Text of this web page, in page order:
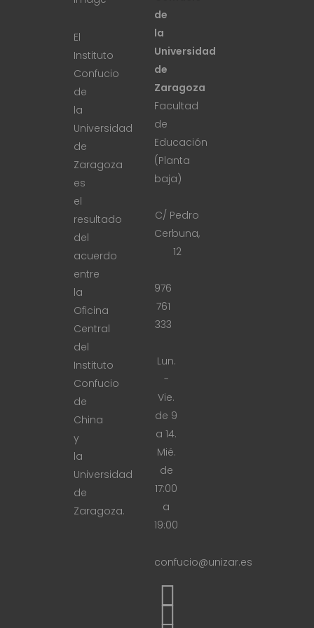
El
Instituto
Confucio
de
la
Universidad
de
Zaragoza
es
el
resultado
del
acuerdo
entre
la
Oficina
Central
del
Instituto
Confucio
de
China
y
la
Universidad
de
Zaragoza.
de
la
Universidad
de
Zaragoza
Facultad
de
Educación
(Planta
baja)
C/ Pedro
Cerbuna,
12
976
761
333
Lun.
-
Vie.
de 9
a 14.
Mié.
de
17:00
a
19:00
confucio@unizar.es